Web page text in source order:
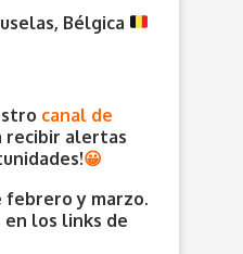
Bélgica
canal de
recibir alertas
!😀
febrero y marzo.
en los links de